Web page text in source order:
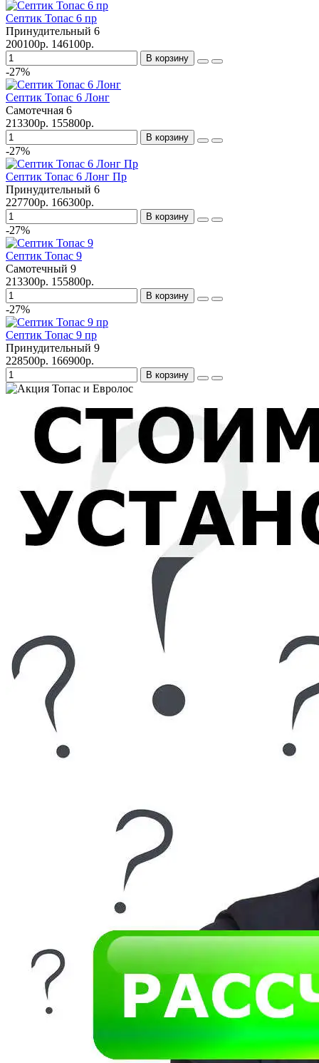
Септик Топас 6 пр
Принудительный 6
200100р. 146100р.
В корзину
-27%
Септик Топас 6 Лонг
Самотечная 6
213300р. 155800р.
В корзину
-27%
Септик Топас 6 Лонг Пр
Принудительный 6
227700р. 166300р.
В корзину
-27%
Септик Топас 9
Самотечный 9
213300р. 155800р.
В корзину
-27%
Септик Топас 9 пр
Принудительный 9
228500р. 166900р.
В корзину